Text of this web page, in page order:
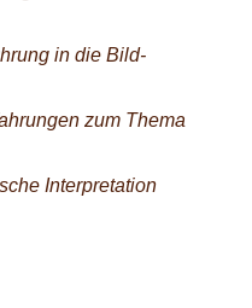
in die Bild-
zum Thema
Interpretation